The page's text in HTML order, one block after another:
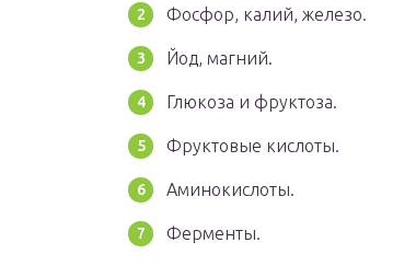
Фосфор, калий, железо.
Йод, магний.
Глюкоза и фруктоза.
Фруктовые кислоты.
Аминокислоты.
Ферменты.